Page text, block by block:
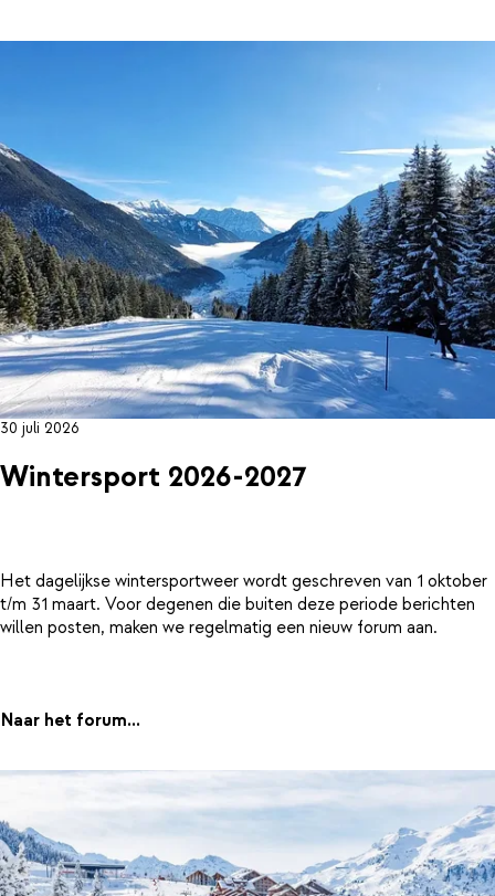
30 juli 2026
Wintersport 2026-2027
Het dagelijkse wintersportweer wordt geschreven van 1 oktober
t/m 31 maart. Voor degenen die buiten deze periode berichten
willen posten, maken we regelmatig een nieuw forum aan.
Naar het forum...